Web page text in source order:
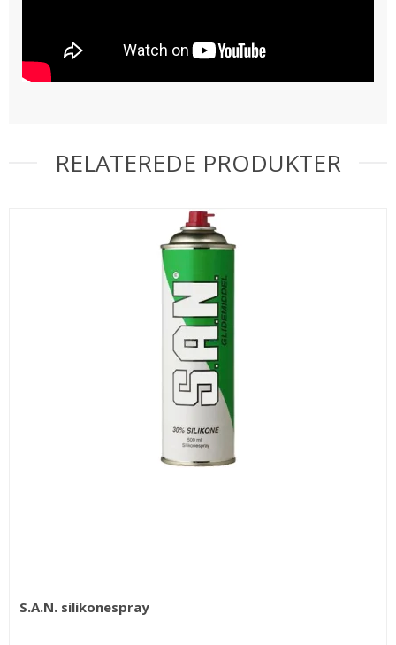
RELATEREDE PRODUKTER
S.A.N. silikonespray